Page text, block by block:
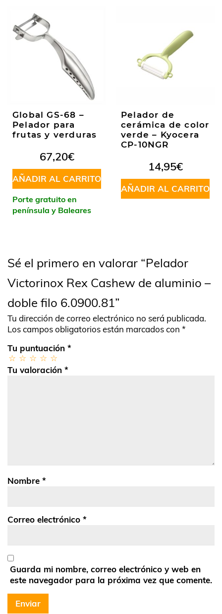
Global GS-68 –
Pelador para
frutas y verduras
67,20€
AÑADIR AL CARRITO
Porte gratuito en
península y Baleares
Pelador de
cerámica de color
verde – Kyocera
CP-10NGR
14,95€
AÑADIR AL CARRITO
Sé el primero en valorar “Pelador
Victorinox Rex Cashew de aluminio –
doble filo 6.0900.81”
Tu dirección de correo electrónico no será publicada.
Los campos obligatorios están marcados con *
Tu puntuación *
Tu valoración *
Nombre *
Correo electrónico *
Guarda mi nombre, correo electrónico y web en
este navegador para la próxima vez que comente.